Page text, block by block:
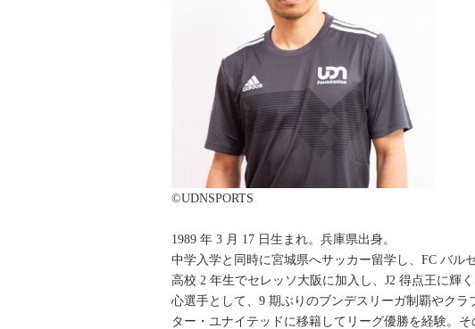
©UDNSPORTS
1989 年 3 月 17 日生まれ。兵庫県出身。
中学入学と同時に宮城県へサッカー留学し、FC バル
高校 2 年生でセレッソ大阪に加入し、J2 得点王に輝
心選手として、9 期ぶりのブンデスリーガ制覇やク
ター・ユナイテッドに移籍してリーグ優勝を経験。